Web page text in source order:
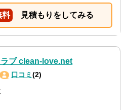
料 見積もりをしてみる
ブ clean-love.net
口コミ (2)